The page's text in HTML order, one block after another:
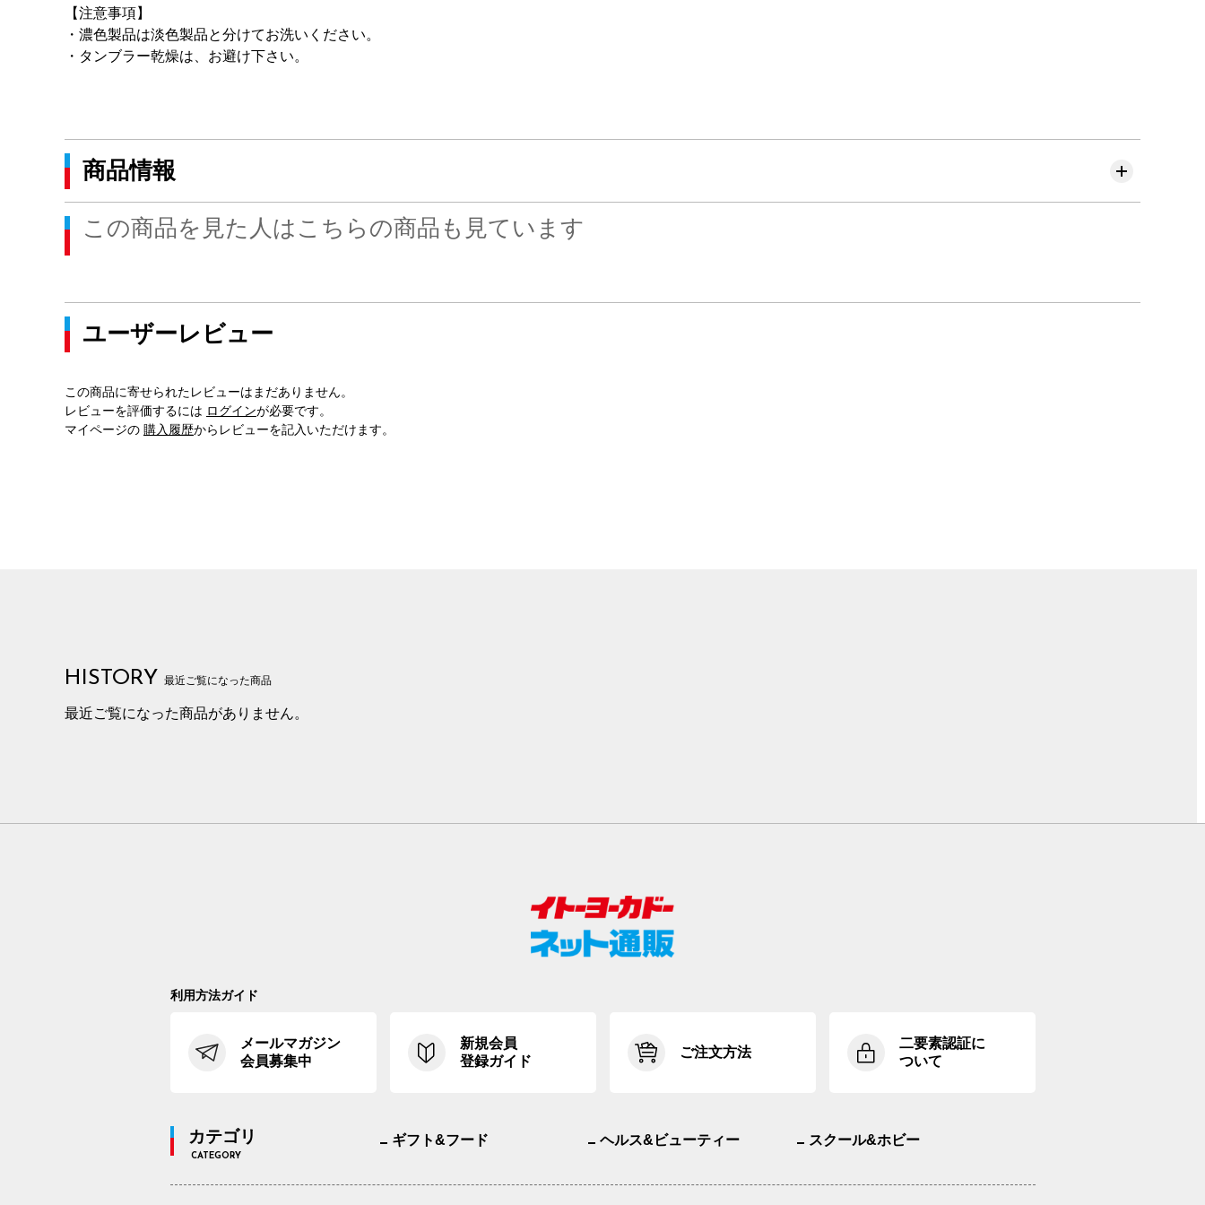
【注意事項】
・濃色製品は淡色製品と分けてお洗いください。
・タンブラー乾燥は、お避け下さい。
商品情報
この商品を見た人はこちらの商品も見ています
ユーザーレビュー
この商品に寄せられたレビューはまだありません。
レビューを評価するには ログインが必要です。
マイページの 購入履歴からレビューを記入いただけます。
HISTORY 最近ご覧になった商品
最近ご覧になった商品がありません。
利用方法ガイド
メールマガジン
会員募集中
新規会員
登録ガイド
ご注文方法
二要素認証に
ついて
カテゴリ
CATEGORY
ギフト&フード ヘルス&ビューティー スクール&ホビー